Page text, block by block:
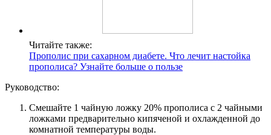
Читайте также:
Прополис при сахарном диабете. Что лечит настойка
прополиса? Узнайте больше о пользе
Руководство:
Смешайте 1 чайную ложку 20% прополиса с 2 чайными
ложками предварительно кипяченой и охлажденной до
комнатной температуры воды.